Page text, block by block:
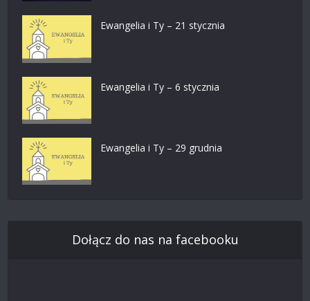
Ewangelia i Ty – 21 stycznia
Ewangelia i Ty – 6 stycznia
Ewangelia i Ty – 29 grudnia
Dołącz do nas na facebooku